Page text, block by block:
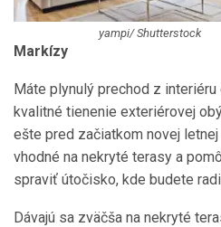
yampi/ Shutterstock
Markízy
Máte plynulý prechod z
kvalitné tienenie exteriérovej
ešte pred začiatkom novej
vhodné na nekryté terasy a
spraviť útočisko, kde budete
Dávajú sa zväčša na nekryté